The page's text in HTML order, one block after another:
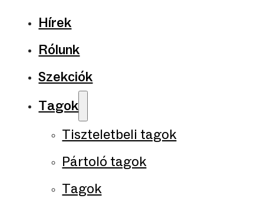
Hírek
Rólunk
Szekciók
Tagok
Tiszteletbeli tagok
Pártoló tagok
Tagok